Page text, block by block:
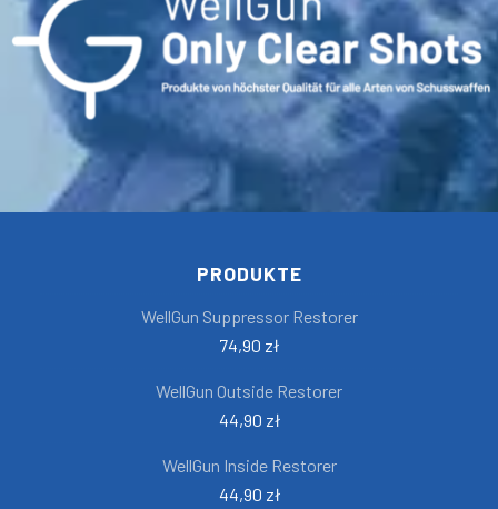
PRODUKTE
WellGun Suppressor Restorer
74,90 zł
WellGun Outside Restorer
44,90 zł
WellGun Inside Restorer
44,90 zł